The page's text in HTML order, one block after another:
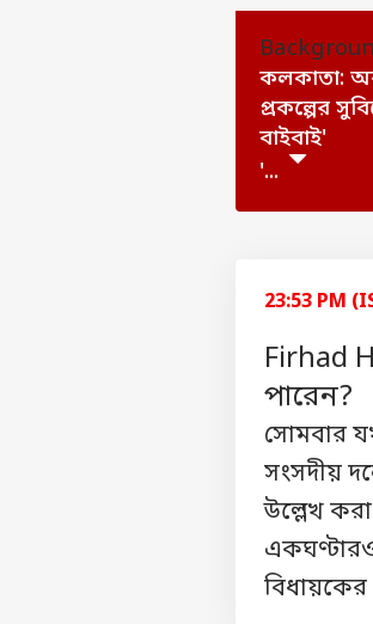
কলকাতা:
প্রকল্পের
বাইবাই'
'...
23:53 PM
Firhad
পারেন?
সোমবার
সংসদীয়
উল্লেখ
বিধায়কের